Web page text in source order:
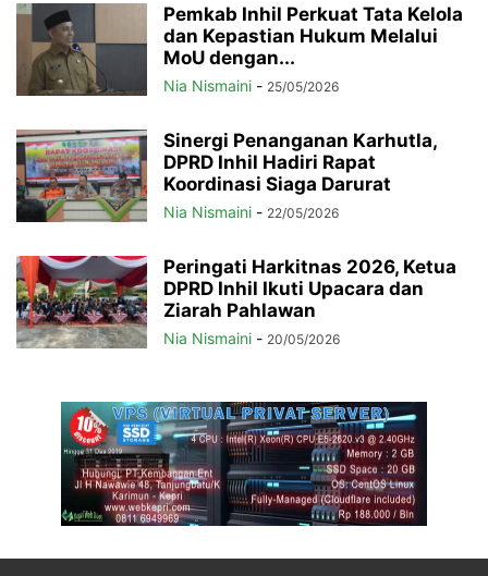
Pemkab Inhil Perkuat Tata Kelola
dan Kepastian Hukum Melalui
MoU dengan...
Nia Nismaini - 25/05/2026
Sinergi Penanganan Karhutla,
DPRD Inhil Hadiri Rapat
Koordinasi Siaga Darurat
Nia Nismaini - 22/05/2026
Peringati Harkitnas 2026, Ketua
DPRD Inhil Ikuti Upacara dan
Ziarah Pahlawan
Nia Nismaini - 20/05/2026